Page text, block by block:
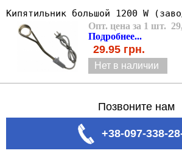
Кипятильник большой 1200 W
Опт. цена за 1 шт.
Подробнее...
29.95 грн.
Нет в наличии
Позвоните нам
+38-097-338-